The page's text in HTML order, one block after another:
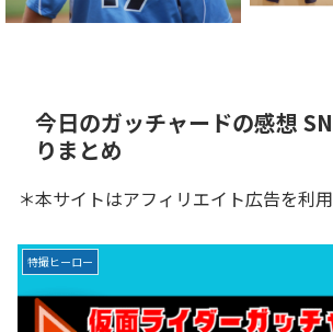
ト用
今日のガッチャードの感想
りまとめ
＊本サイトはアフィリエイト広告を利用
特撮ヒーロー